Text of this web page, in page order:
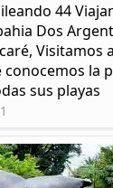
44
Dos
Visitamos
la
sus playas